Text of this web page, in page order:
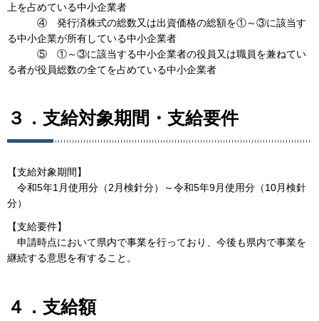
上を占めている中小企業者
④ 発行済株式の総数又は出資価格の総額を①～③に該当す
る中小企業が所有している中小企業者
⑤ ①～③に該当する中小企業者の役員又は職員を兼ねてい
る者が役員総数の全てを占めている中小企業者
３．支給対象期間・支給要件
【支給対象期間】
令和5年1月使用分（2月検針分）～令和5年9月使用分（10月検針
分）
【支給要件】
申請時点において県内で事業を行っており、今後も県内で事業を
継続する意思を有すること。
４．支給額